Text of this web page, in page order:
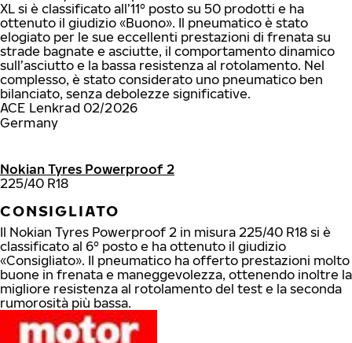
XL si è classificato all’11° posto su 50 prodotti e ha
ottenuto il giudizio «Buono». Il pneumatico è stato
elogiato per le sue eccellenti prestazioni di frenata su
strade bagnate e asciutte, il comportamento dinamico
sull’asciutto e la bassa resistenza al rotolamento. Nel
complesso, è stato considerato uno pneumatico ben
bilanciato, senza debolezze significative.
ACE Lenkrad 02/2026
Germany
Nokian Tyres Powerproof 2
225/40 R18
CONSIGLIATO
Il Nokian Tyres Powerproof 2 in misura 225/40 R18 si è
classificato al 6° posto e ha ottenuto il giudizio
«Consigliato». Il pneumatico ha offerto prestazioni molto
buone in frenata e maneggevolezza, ottenendo inoltre la
migliore resistenza al rotolamento del test e la seconda
rumorosità più bassa.